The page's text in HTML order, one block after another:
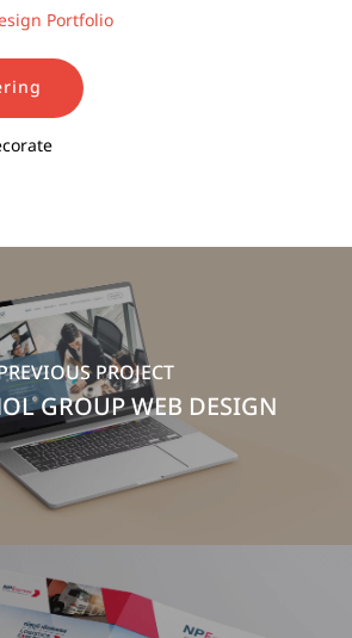
Portfolio
PROJECT
GROUP WEB DESIGN